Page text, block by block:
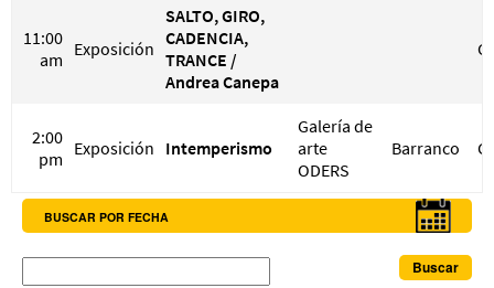
11:00
am Exposición
SALTO, GIRO,
CADENCIA,
TRANCE /
Andrea Canepa
2:00
pm Exposición Intemperismo
Galería de
arte
ODERS
Barranco
BUSCAR POR FECHA